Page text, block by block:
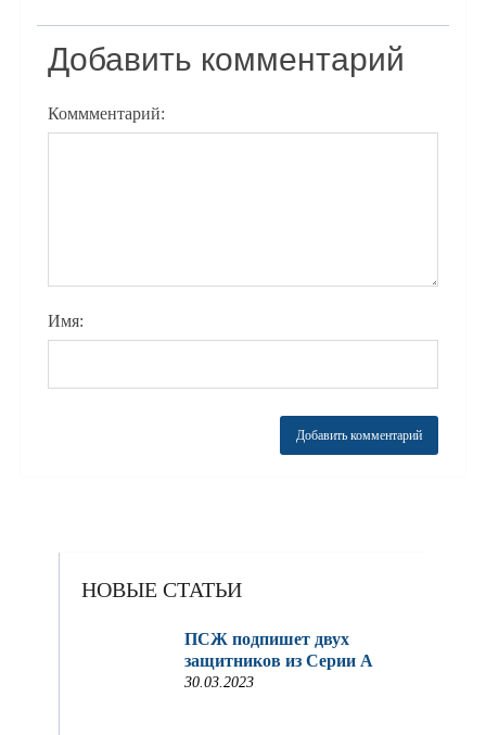
Добавить комментарий
Коммментарий:
Имя:
НОВЫЕ СТАТЬИ
ПСЖ подпишет двух
защитников из Серии A
30.03.2023